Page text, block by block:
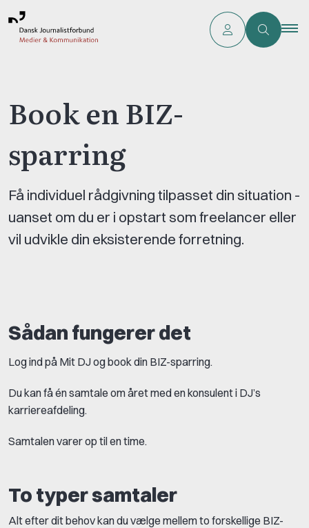
Book en BIZ-
sparring
Få individuel rådgivning tilpasset din situation -
uanset om du er i opstart som freelancer eller
vil udvikle din eksisterende forretning.
Sådan fungerer det
Log ind på Mit DJ og book din BIZ-sparring.
Du kan få én samtale om året med en konsulent i DJ’s
karriereafdeling.
Samtalen varer op til en time.
To typer samtaler
Alt efter dit behov kan du vælge mellem to forskellige BIZ-